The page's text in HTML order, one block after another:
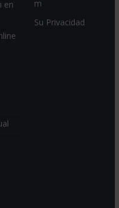
en
m
Su Privacidad